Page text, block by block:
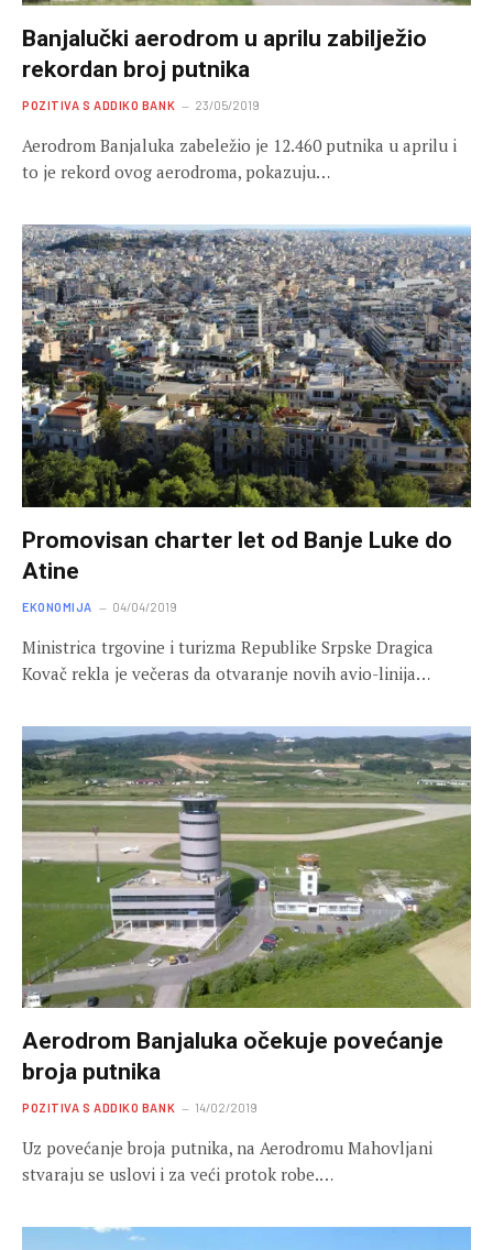
Banjalučki aerodrom u aprilu zabilježio
rekordan broj putnika
POZITIVA S ADDIKO BANK 23/05/2019
Aerodrom Banjaluka zabeležio je 12.460 putnika u aprilu i
to je rekord ovog aerodroma, pokazuju…
Promovisan charter let od Banje Luke do
Atine
EKONOMIJA 04/04/2019
Ministrica trgovine i turizma Republike Srpske Dragica
Kovač rekla je večeras da otvaranje novih avio-linija…
Aerodrom Banjaluka očekuje povećanje
broja putnika
POZITIVA S ADDIKO BANK 14/02/2019
Uz povećanje broja putnika, na Aerodromu Mahovljani
stvaraju se uslovi i za veći protok robe.…